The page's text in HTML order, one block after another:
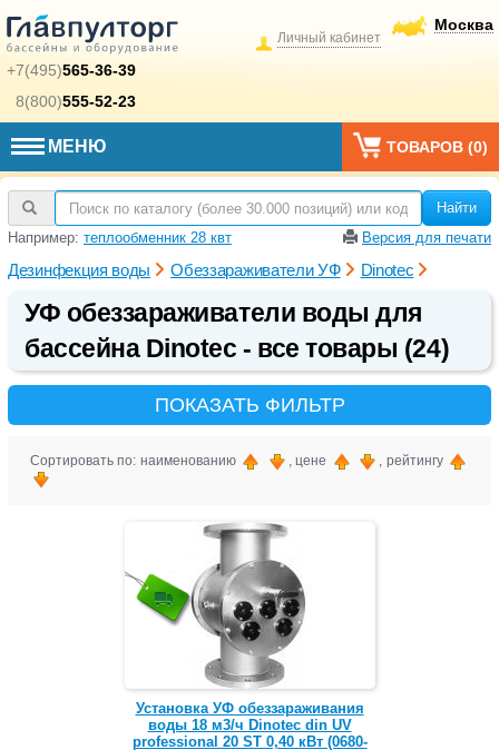
+7(495)565-36-39
8(800)555-52-23
Москва
Личный кабинет
МЕНЮ ТОВАРОВ (0)
Найти
Например: теплообменник 28 квт Версия для печати
Дезинфекция воды Обеззараживатели УФ Dinotec
УФ обеззараживатели воды для
бассейна Dinotec - все товары (24)
ПОКАЗАТЬ ФИЛЬТР
Сортировать по: наименованию , цене , рейтингу
Установка УФ обеззараживания
воды 18 м3/ч Dinotec din UV
professional 20 ST 0,40 кВт (0680-